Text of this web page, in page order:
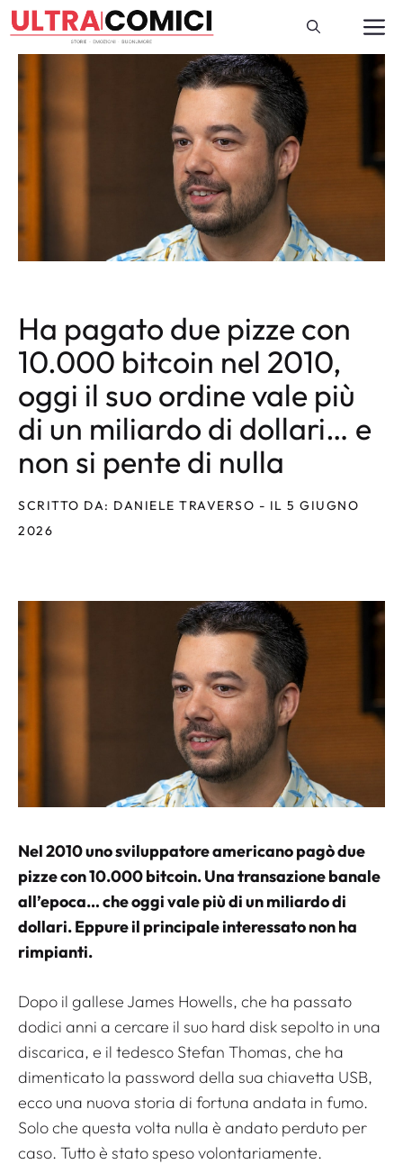
Vai
al
Ha pagato due pizze con
10.000 bitcoin nel 2010,
oggi il suo ordine vale più
di un miliardo di dollari… e
non si pente di nulla
SCRITTO DA: DANIELE TRAVERSO - IL 5 GIUGNO
2026
Nel 2010 uno sviluppatore americano pagò due
pizze con 10.000 bitcoin. Una transazione banale
all’epoca… che oggi vale più di un miliardo di
dollari. Eppure il principale interessato non ha
rimpianti.
Dopo il gallese James Howells, che ha passato
dodici anni a cercare il suo hard disk sepolto in una
discarica, e il tedesco Stefan Thomas, che ha
dimenticato la password della sua chiavetta USB,
ecco una nuova storia di fortuna andata in fumo.
Solo che questa volta nulla è andato perduto per
caso. Tutto è stato speso volontariamente.